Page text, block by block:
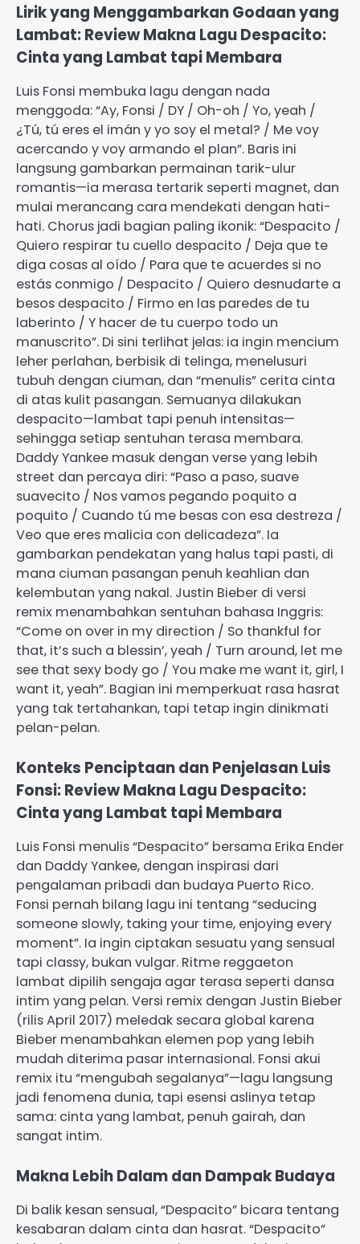
Lirik yang Menggambarkan Godaan yang
Lambat: Review Makna Lagu Despacito:
Cinta yang Lambat tapi Membara
Luis Fonsi membuka lagu dengan nada
menggoda: “Ay, Fonsi / DY / Oh-oh / Yo, yeah /
¿Tú, tú eres el imán y yo soy el metal? / Me voy
acercando y voy armando el plan”. Baris ini
langsung gambarkan permainan tarik-ulur
romantis—ia merasa tertarik seperti magnet, dan
mulai merancang cara mendekati dengan hati-
hati. Chorus jadi bagian paling ikonik: “Despacito /
Quiero respirar tu cuello despacito / Deja que te
diga cosas al oído / Para que te acuerdes si no
estás conmigo / Despacito / Quiero desnudarte a
besos despacito / Firmo en las paredes de tu
laberinto / Y hacer de tu cuerpo todo un
manuscrito”. Di sini terlihat jelas: ia ingin mencium
leher perlahan, berbisik di telinga, menelusuri
tubuh dengan ciuman, dan “menulis” cerita cinta
di atas kulit pasangan. Semuanya dilakukan
despacito—lambat tapi penuh intensitas—
sehingga setiap sentuhan terasa membara.
Daddy Yankee masuk dengan verse yang lebih
street dan percaya diri: “Paso a paso, suave
suavecito / Nos vamos pegando poquito a
poquito / Cuando tú me besas con esa destreza /
Veo que eres malicia con delicadeza”. Ia
gambarkan pendekatan yang halus tapi pasti, di
mana ciuman pasangan penuh keahlian dan
kelembutan yang nakal. Justin Bieber di versi
remix menambahkan sentuhan bahasa Inggris:
“Come on over in my direction / So thankful for
that, it’s such a blessin’, yeah / Turn around, let me
see that sexy body go / You make me want it, girl, I
want it, yeah”. Bagian ini memperkuat rasa hasrat
yang tak tertahankan, tapi tetap ingin dinikmati
pelan-pelan.
Konteks Penciptaan dan Penjelasan Luis
Fonsi: Review Makna Lagu Despacito:
Cinta yang Lambat tapi Membara
Luis Fonsi menulis “Despacito” bersama Erika Ender
dan Daddy Yankee, dengan inspirasi dari
pengalaman pribadi dan budaya Puerto Rico.
Fonsi pernah bilang lagu ini tentang “seducing
someone slowly, taking your time, enjoying every
moment”. Ia ingin ciptakan sesuatu yang sensual
tapi classy, bukan vulgar. Ritme reggaeton
lambat dipilih sengaja agar terasa seperti dansa
intim yang pelan. Versi remix dengan Justin Bieber
(rilis April 2017) meledak secara global karena
Bieber menambahkan elemen pop yang lebih
mudah diterima pasar internasional. Fonsi akui
remix itu “mengubah segalanya”—lagu langsung
jadi fenomena dunia, tapi esensi aslinya tetap
sama: cinta yang lambat, penuh gairah, dan
sangat intim.
Makna Lebih Dalam dan Dampak Budaya
Di balik kesan sensual, “Despacito” bicara tentang
kesabaran dalam cinta dan hasrat. “Despacito”